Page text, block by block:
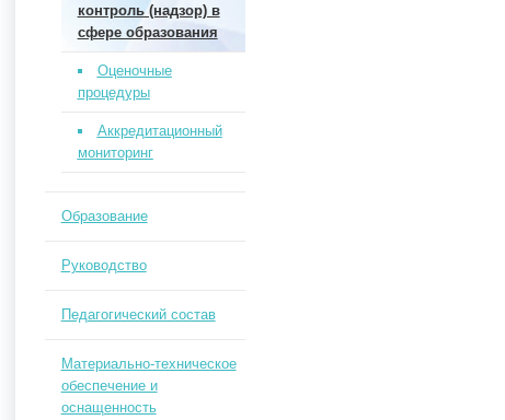
контроль (надзор) в
сфере образования
Оценочные
процедуры
Аккредитационный
мониторинг
Образование
Руководство
Педагогический состав
Материально-техническое
обеспечение и
оснащенность